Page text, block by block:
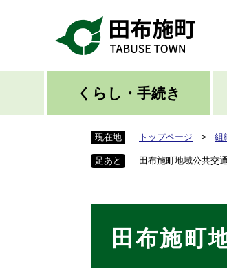
先
くらし・手続き
現在地 トップページ > 組
足あと 田布施町地域公共交
田布施町